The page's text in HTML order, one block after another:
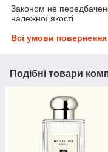
Законом не
належної якості
Всі умови повернення
Подібні товари